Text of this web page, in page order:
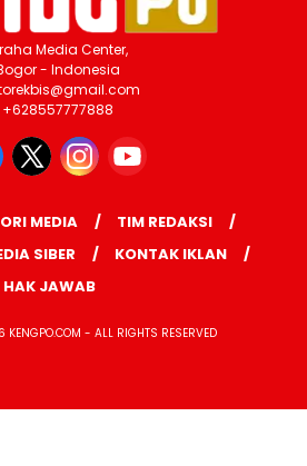
Media Center,
- Indonesia
+628557777888
MEDIA
TIM REDAKSI
SIBER
KONTAK IKLAN
HAK JAWAB
- ALL RIGHTS RESERVED